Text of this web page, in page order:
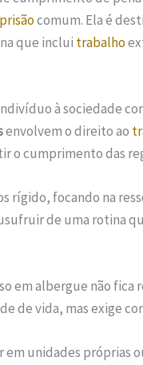
prisãocomum. Ela é
que inclui trabalho
à sociedade
envolvem o direito ao
o cumprimento das
rígido, focando na
de uma rotina
em albergue não
de vida, mas exige
unidades próprias